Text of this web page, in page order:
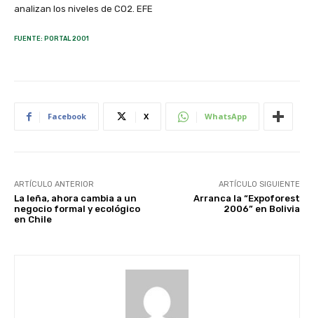
analizan los niveles de CO2. EFE
FUENTE: PORTAL 2001
Facebook X WhatsApp
ARTÍCULO ANTERIOR
La leña, ahora cambia a un
negocio formal y ecológico
en Chile
ARTÍCULO SIGUIENTE
Arranca la “Expoforest
2006” en Bolivia